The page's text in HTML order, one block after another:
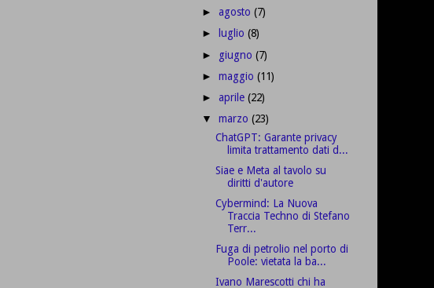
►agosto(7)
► luglio(8)
► giugno(7)
►maggio(11)
►aprile(22)
▼marzo(23)
ChatGPT: Garante privacy
limita trattamento dati d...
Siae e Meta al tavolo su
diritti d'autore
Cybermind: La Nuova
Traccia Techno di Stefano
Terr...
Fuga di petrolio nel porto di
Poole: vietata la ba...
Ivano Marescotti chi ha